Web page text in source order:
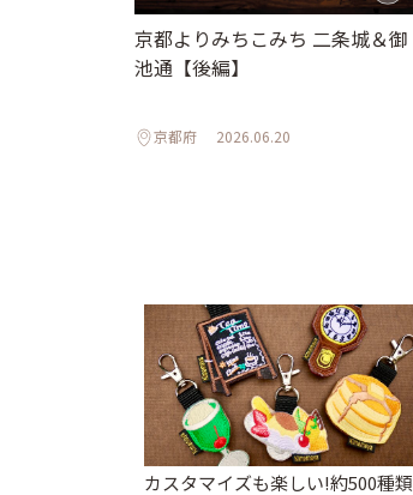
京都よりみちこみち 二条城＆御
池通【後編】
京都府 2026.06.20
カスタマイズも楽しい!約500種類